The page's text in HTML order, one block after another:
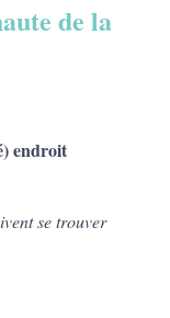
de la
endroit
se trouver